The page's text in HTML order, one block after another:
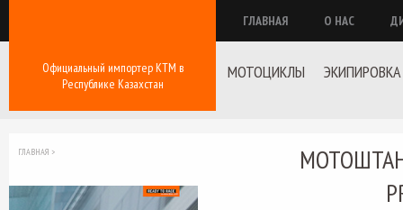
Официальный импортер КТМ в
Республике Казахстан
ГЛАВНАЯ О НАС
МОТОЦИКЛЫ ЭКИПИРОВКА
ГЛАВНАЯ >